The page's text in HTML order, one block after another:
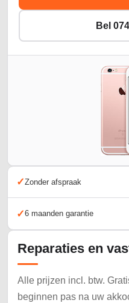
Bel
✓Zonder afspraak
✓6 maanden garantie
Reparaties en
Alle prijzen incl. btw.
beginnen pas na uw